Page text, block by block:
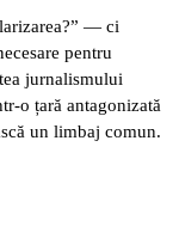
— ci
pentru
jurnalismului
o țară antagonizată
un limbaj comun.